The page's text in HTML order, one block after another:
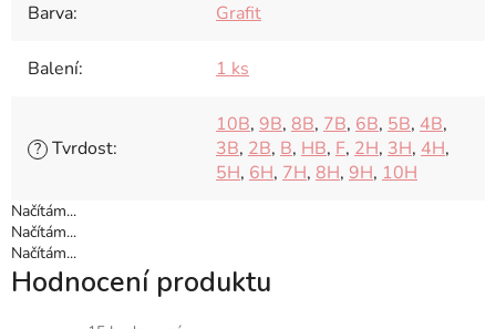
Barva: Grafit
Balení: 1 ks
? Tvrdost:
10B, 9B, 8B, 7B, 6B, 5B, 4B,
3B, 2B, B, HB, F, 2H, 3H, 4H,
5H, 6H, 7H, 8H, 9H, 10H
Načítám...
Načítám...
Načítám...
Hodnocení produktu